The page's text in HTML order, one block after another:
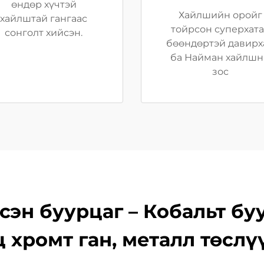
өндөр хүчтэй
хайлштай гангаас
сонголт хийсэн.
Хайлшийн оройг
тойрсон
бөөндөртэй
ба Найман
зос
буурцаг – Кобальт
хромт ган, металл